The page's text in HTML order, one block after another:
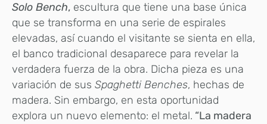
Solo Bench, escultura que tiene una base única
que se transforma en una serie de espirales
elevadas, así cuando el visitante se sienta en ella,
el banco tradicional desaparece para revelar la
verdadera fuerza de la obra. Dicha pieza es una
variación de sus Spaghetti Benches, hechas de
madera. Sin embargo, en esta oportunidad
explora un nuevo elemento: el metal. “La madera